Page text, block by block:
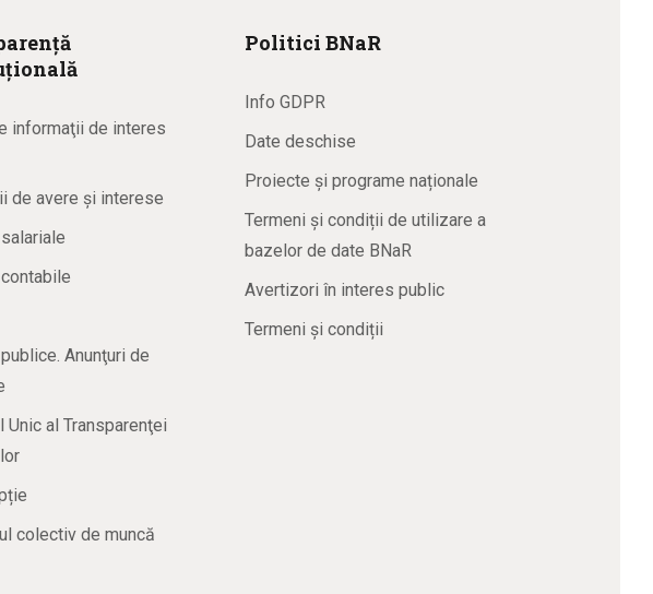
informaţii de interes
de avere și interese
Anunţuri de
Unic al Transparenţei
colectiv de muncă
Politici BNaR
Info GDPR
Date deschise
Proiecte și programe naționale
Termeni și condiții de utilizare a
bazelor de date BNaR
Avertizori în interes public
Termeni și condiții